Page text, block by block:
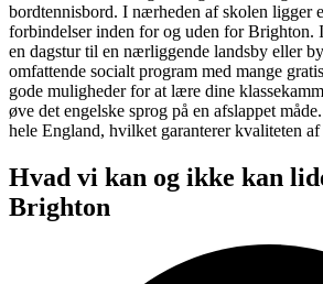
bordtennisbord. I nærheden af skolen ligger
forbindelser inden for og uden for Brighton.
en dagstur til en nærliggende landsby eller
omfattende socialt program med mange
gode muligheder for at lære dine
øve det engelske sprog på en afslappet
hele England, hvilket garanterer kvaliteten
Hvad vi kan og ikke kan
Brighton